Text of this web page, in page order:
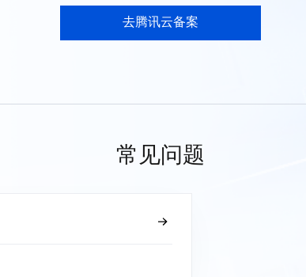
去腾讯云备案
常见问题